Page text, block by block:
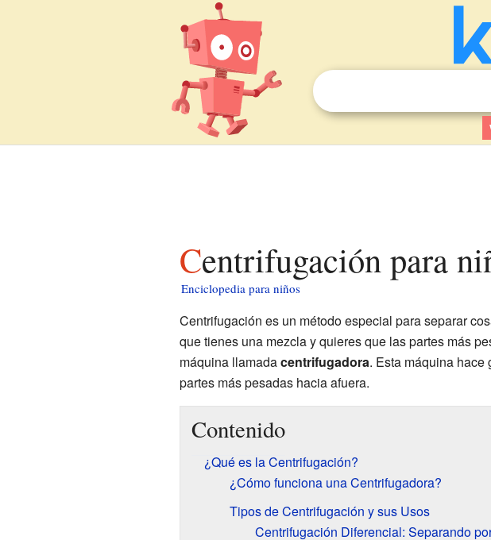
Centrifugación para
Enciclopedia para niños
Centrifugación es un método especial para separar
que tienes una mezcla y quieres que las partes más
máquina llamadacentrifugadora. Esta máquina hace
partes más pesadas hacia afuera.
Contenido
¿Qué es la Centrifugación?
¿Cómo funciona una Centrifugadora?
Tipos de Centrifugación y sus Usos
Centrifugación Diferencial: Separando